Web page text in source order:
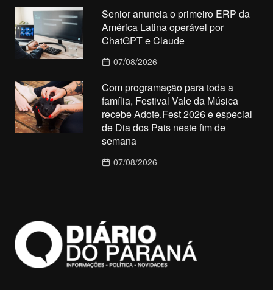
Senior anuncia o primeiro ERP da
América Latina operável por
ChatGPT e Claude
07/08/2026
Com programação para toda a
família, Festival Vale da Música
recebe Adote.Fest 2026 e especial
de Dia dos Pais neste fim de
semana
07/08/2026